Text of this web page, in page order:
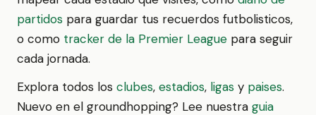
partidos para guardar tus recuerdos futbolisticos,
o como tracker de la Premier League para seguir
cada jornada.
Explora todos los clubes, estadios, ligas y paises.
Nuevo en el groundhopping? Lee nuestra guia